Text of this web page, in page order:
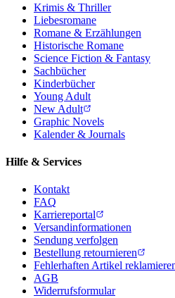
Krimis & Thriller
Liebesromane
Romane & Erzählungen
Historische Romane
Science Fiction & Fantasy
Sachbücher
Kinderbücher
Young Adult
New Adult
Graphic Novels
Kalender & Journals
Hilfe & Services
Kontakt
FAQ
Karriereportal
Versandinformationen
Sendung verfolgen
Bestellung retournieren
Fehlerhaften Artikel
AGB
Widerrufsformular